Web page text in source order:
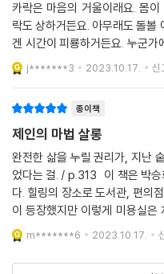
카락은 마음의 거울이래요. 몸
락도 상하거든요. 아무래도 돌볼 여유가
겐 시간이 피룡하거든요. 누군가
를 내고 함께 웃고 함께 이야기
j*******3 2023.10.17. 신
종이책
제인의 마법 살롱
완전한 삶을 누릴 권리가, 지난
었다는 걸. / p.313 이 책은 박승희 작가님의 장편소설이
다. 힐링의 장소로 도서관, 편의
이 등장했지만 이렇게 미용실은
택하게 된 책이다. 지금까지 힐
거리가 먼 미용실이라는 공간이
금하기도 했다. 사실 미용실을
m*******6 2023.10.17.